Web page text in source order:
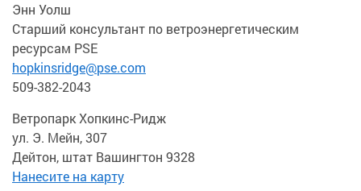
Энн Уолш
Старший консультант по ветроэнергетическим
ресурсам PSE
hopkinsridge@pse.com
509-382-2043
Ветропарк Хопкинс-Ридж
ул. Э. Мейн, 307
Дейтон, штат Вашингтон 9328
Нанесите на карту